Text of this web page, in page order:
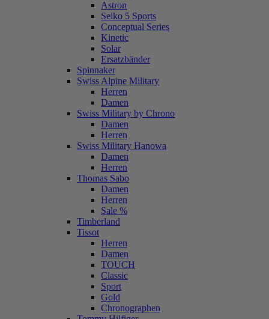
Astron
Seiko 5 Sports
Conceptual Series
Kinetic
Solar
Ersatzbänder
Spinnaker
Swiss Alpine Military
Herren
Damen
Swiss Military by Chrono
Damen
Herren
Swiss Military Hanowa
Damen
Herren
Thomas Sabo
Damen
Herren
Sale %
Timberland
Tissot
Herren
Damen
TOUCH
Classic
Sport
Gold
Chronographen